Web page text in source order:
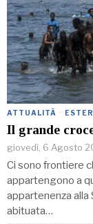
ATTUALITÀ · ESTERI
Il grande
giovedì, 6 Agosto
Ci sono frontiere
appartengono a
appartenenza alla
abituata…